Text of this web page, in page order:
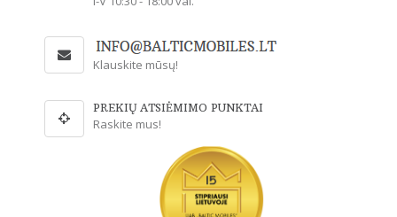
Klauskite mūsų!
PREKIŲ ATSIĖMIMO PUNKTAI
Raskite mus!